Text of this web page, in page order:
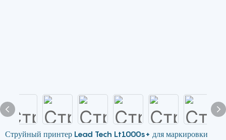
Струйный принтер Lead Tech Lt1000s+ для маркировки